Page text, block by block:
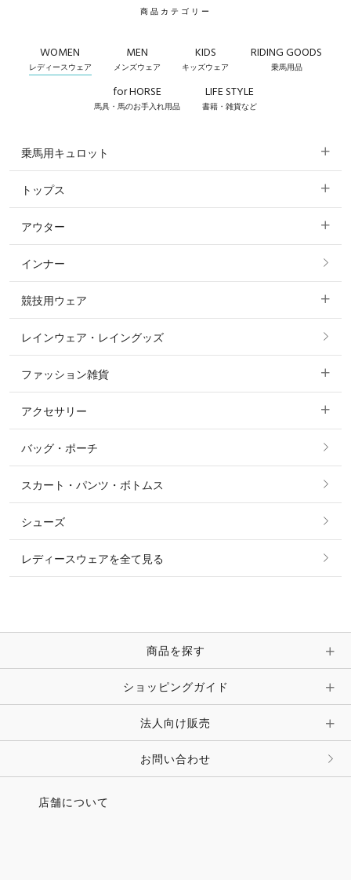
商品カテゴリー
WOMEN
レディースウェア
MEN
メンズウェア
KIDS
キッズウェア
RIDING GOODS
乗馬用品
for HORSE
馬具・馬のお手入れ用品
LIFE STYLE
書籍・雑貨など
乗馬用キュロット
すべてのキュロット
フルグリップ・尻革 キュロット
ニーグリップ・膝革 キュロット
トップス
すべてのトップス
ポロシャツ
カットソー・Tシャツ・タンクトップ
パーカー・トレーナー・スウェット
ニット・セーター
シャツ・ブラウス・ワンピース
アウター
すべてのアウター
コート
ジャケット・ブルゾン
その他 アウター
インナー
競技用ウェア
すべての競技用ウェア
ショージャケット
ショーシャツ
レインウェア・レイングッズ
ファッション雑貨
すべてのファッション雑貨
ソックス
ベルト
マフラー・スカーフ・ストール・スヌード
時計・財布・キーケース・革小物
キーホルダー・チャーム・ストラップ
アクセサリー
すべてのアクセサリー
リング
ピアス・イヤリング
ピン・ブローチ・コサージュ
その他 アクセサリー
バッグ・ポーチ
スカート・パンツ・ボトムス
シューズ
レディースウェアを全て見る
商品を探す
ショッピングガイド
法人向け販売
お問い合わせ
店舗について